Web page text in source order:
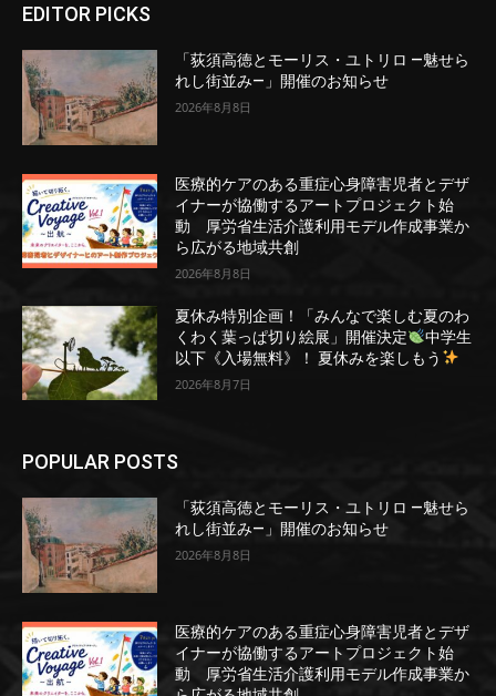
EDITOR PICKS
「荻須高徳とモーリス・ユトリロ ―魅せら
れし街並み―」開催のお知らせ
2026年8月8日
医療的ケアのある重症心身障害児者とデザ
イナーが協働するアートプロジェクト始
動 厚労省生活介護利用モデル作成事業か
ら広がる地域共創
2026年8月8日
夏休み特別企画！「みんなで楽しむ夏のわ
くわく葉っぱ切り絵展」開催決定
中学生
以下《入場無料》！ 夏休みを楽しもう
2026年8月7日
POPULAR POSTS
「荻須高徳とモーリス・ユトリロ ―魅せら
れし街並み―」開催のお知らせ
2026年8月8日
医療的ケアのある重症心身障害児者とデザ
イナーが協働するアートプロジェクト始
動 厚労省生活介護利用モデル作成事業か